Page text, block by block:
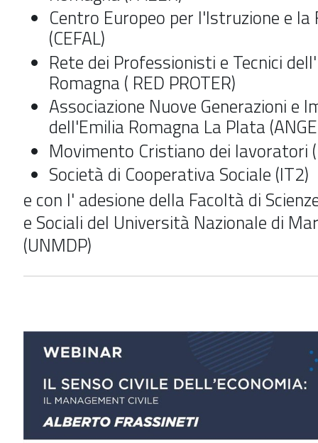
Centro Europeo per l'Istruzione e la
(CEFAL)
Rete dei Professionisti e Tecnici
Romagna ( RED PROTER)
Associazione Nuove Generazioni e
dell'Emilia Romagna La Plata
Movimento Cristiano dei lavoratori
Società di Cooperativa Sociale (IT2)
e con l' adesione della Facoltà di
e Sociali del Università Nazionale di
(UNMDP)